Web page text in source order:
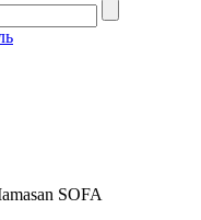
SOFA